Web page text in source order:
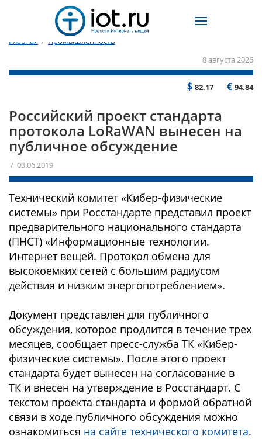
Главная / Промышленность
8 августа 2026
$ 82.17 € 94.84
Российский проект стандарта
протокола LoRaWAN вынесен на
публичное обсуждение
/ 03.06.2019
Технический комитет «Кибер-физические
системы» при Росстандарте представил проект
предварительного национального стандарта
(ПНСТ) «Информационные технологии.
Интернет вещей. Протокол обмена для
высокоемких сетей с большим радиусом
действия и низким энергопотреблением».
Документ представлен для публичного
обсуждения, которое продлится в течение трех
месяцев, сообщает пресс-служба ТК «Кибер-
физические системы». После этого проект
стандарта будет вынесен на согласование в
ТК и внесен на утверждение в Росстандарт. С
текстом проекта стандарта и формой обратной
связи в ходе публичного обсуждения можно
ознакомиться на сайте технического комитета.